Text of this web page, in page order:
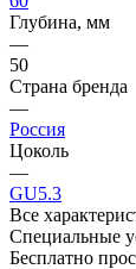
Глубина, мм
—
50
Страна бренда
—
Россия
Цоколь
—
GU5.3
Все
Специальные
Бесплатно